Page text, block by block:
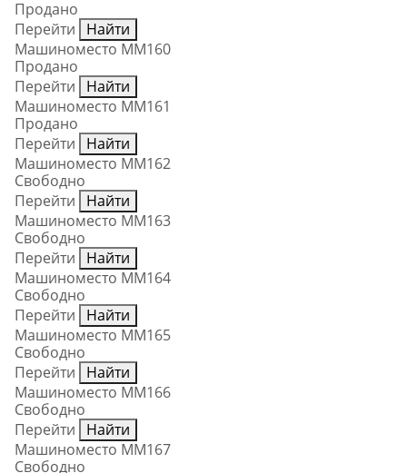
Продано
Перейти
Найти
Машиноместо ММ160
Продано
Перейти
Найти
Машиноместо ММ161
Продано
Перейти
Найти
Машиноместо ММ162
Свободно
Перейти
Найти
Машиноместо ММ163
Свободно
Перейти
Найти
Машиноместо ММ164
Свободно
Перейти
Найти
Машиноместо ММ165
Свободно
Перейти
Найти
Машиноместо ММ166
Свободно
Перейти
Найти
Машиноместо ММ167
Свободно